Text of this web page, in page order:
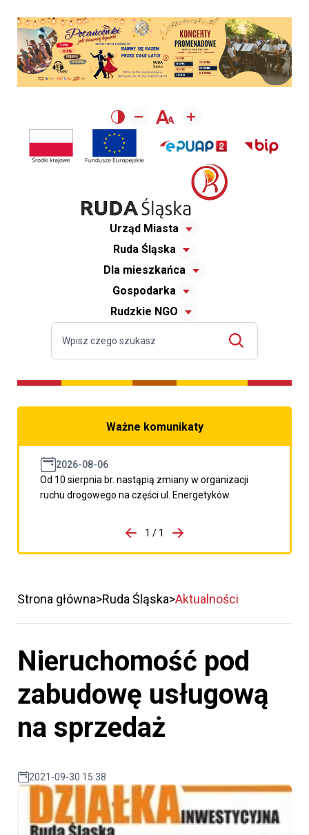
Urząd Miasta
Ruda Śląska
Dla mieszkańca
Gospodarka
Rudzkie NGO
Ważne komunikaty
2026-08-06
Od 10 sierpnia br. nastąpią zmiany w organizacji
ruchu drogowego na części ul. Energetyków.
porzpedniego komunikatu
1 / 1
Przejdź do następnego
Strona główna Ruda Śląska Aktualności
Nieruchomość pod
zabudowę usługową
na sprzedaż
2021-09-30 15:38